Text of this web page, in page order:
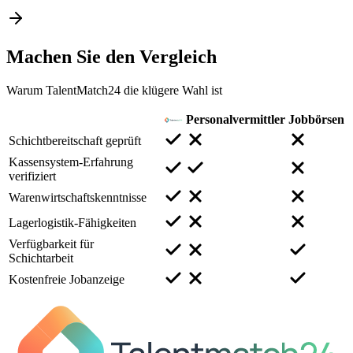
Machen Sie den Vergleich
Warum TalentMatch24 die klügere Wahl ist
Personalvermittler Jobbörsen
Schichtbereitschaft geprüft
Kassensystem-Erfahrung
verifiziert
Warenwirtschaftskenntnisse
Lagerlogistik-Fähigkeiten
Verfügbarkeit für
Schichtarbeit
Kostenfreie Jobanzeige